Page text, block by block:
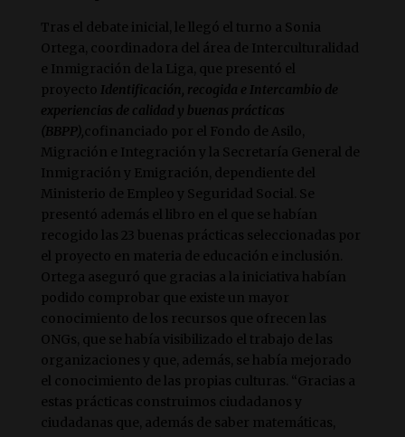
Tras el debate inicial, le llegó el turno a Sonia
Ortega, coordinadora del área de Interculturalidad
e Inmigración de la Liga, que presentó el
proyecto Identificación, recogida e Intercambio de
experiencias de calidad y buenas prácticas
(BBPP),cofinanciado por el Fondo de Asilo,
Migración e Integración y la Secretaría General de
Inmigración y Emigración, dependiente del
Ministerio de Empleo y Seguridad Social. Se
presentó además el libro en el que se habían
recogido las 23 buenas prácticas seleccionadas por
el proyecto en materia de educación e inclusión.
Ortega aseguró que gracias a la iniciativa habían
podido comprobar que existe un mayor
conocimiento de los recursos que ofrecen las
ONGs, que se había visibilizado el trabajo de las
organizaciones y que, además, se había mejorado
el conocimiento de las propias culturas. “Gracias a
estas prácticas construimos ciudadanos y
ciudadanas que, además de saber matemáticas,